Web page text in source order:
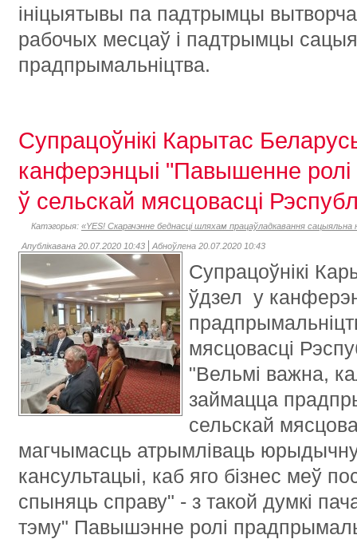
ініцыятывы па падтрымцы
рабочых месцаў і падтрымцы
прадпрымальніцтва.
Супрацоўнікі Карытас
канферэнцыі "Павышенне
ў сельскай мясцовасці
Катэгорыя: «YES! Скарачэнне беднасці шляхам працаўладкавання сацыяльна
Апублікавана 20.07.2020 10:43 Абноўлена 20.07.2020 10:43
Супрацоўнікі
ўдзел у
мясцовасці
"Вельмі важна,
займацца
сельскай
магчымасць атрымліваць
кансультацыі, каб яго бізнес меў
спыняць справу" - з такой думкі
тэму" Павышэнне ролі